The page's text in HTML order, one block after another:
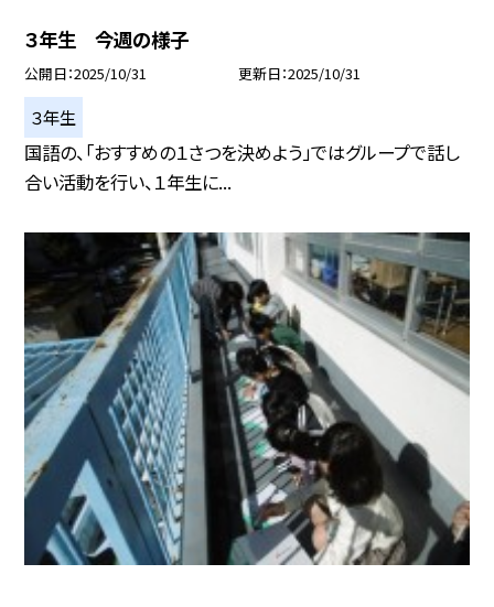
３年生 今週の様子
公開日 2025/10/31 更新日 2025/10/31
３年生
国語の、「おすすめの１さつを決めよう」ではグループで話し
合い活動を行い、１年生に...